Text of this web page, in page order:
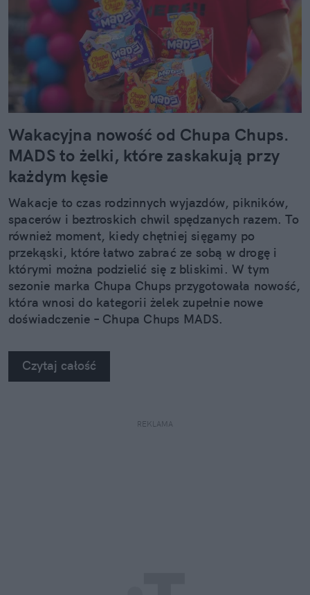
Wakacyjna nowość od Chupa Chups.
MADS to żelki, które zaskakują przy
każdym kęsie
Wakacje to czas rodzinnych wyjazdów, pikników,
spacerów i beztroskich chwil spędzanych razem. To
również moment, kiedy chętniej sięgamy po
przekąski, które łatwo zabrać ze sobą w drogę i
którymi można podzielić się z bliskimi. W tym
sezonie marka Chupa Chups przygotowała nowość,
która wnosi do kategorii żelek zupełnie nowe
doświadczenie – Chupa Chups MADS.
Czytaj całość
REKLAMA